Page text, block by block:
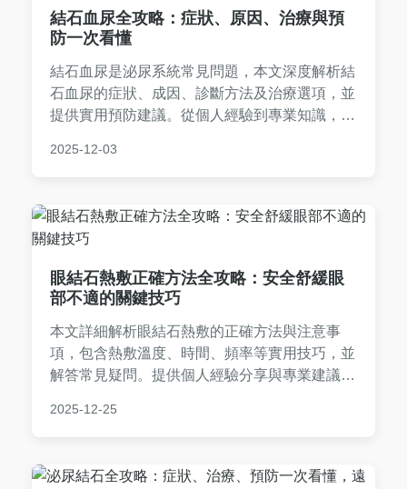
結石血尿全攻略：症狀、原因、治療與預
防一次看懂
結石血尿是泌尿系統常見問題，本文深度解析結
石血尿的症狀、成因、診斷方法及治療選項，並
提供實用預防建議。從個人經驗到專業知識，幫
容包含常見問答，解決您的所有疑惑。
2025-12-03
眼結石熱敷正確方法全攻略：安全舒緩眼
部不適的關鍵技巧
本文詳細解析眼結石熱敷的正確方法與注意事
項，包含熱敷溫度、時間、頻率等實用技巧，並
解答常見疑問。提供個人經驗分享與專業建議，
反效果。
2025-12-25